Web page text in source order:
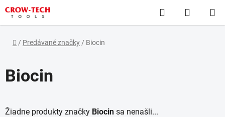
Prejsť
na
obsah
Hľadať
KOŠÍK
Domov
/ Predávané značky / Biocin
Biocin
Žiadne produkty značky Biocin sa nenašli...